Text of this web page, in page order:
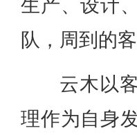
生产、设计
队，周到的
云木以
理作为自身